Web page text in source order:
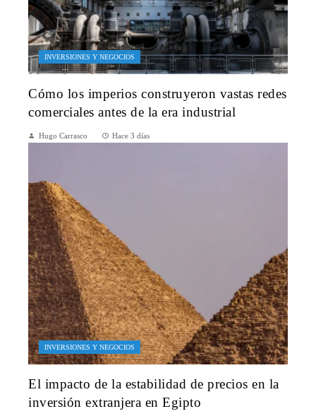
INVERSIONES Y NEGOCIOS
Cómo los imperios construyeron vastas redes
comerciales antes de la era industrial
Hugo Carrasco Hace 3 días
INVERSIONES Y NEGOCIOS
El impacto de la estabilidad de precios en la
inversión extranjera en Egipto